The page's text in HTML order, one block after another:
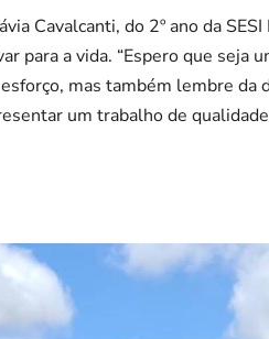
Cavalcanti, do 2º ano da
para a vida. “Espero que seja
mas também lembre da
um trabalho de